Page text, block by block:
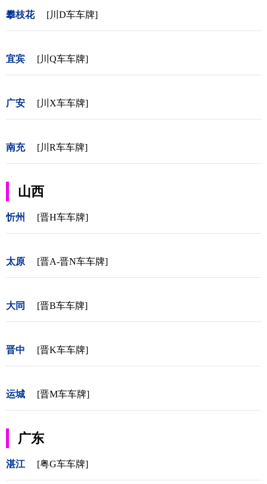
攀枝花 [川D车车牌]
宜宾 [川Q车车牌]
广安 [川X车车牌]
南充 [川R车车牌]
山西
忻州 [晋H车车牌]
太原 [晋A-晋N车车牌]
大同 [晋B车车牌]
晋中 [晋K车车牌]
运城 [晋M车车牌]
广东
湛江 [粤G车车牌]